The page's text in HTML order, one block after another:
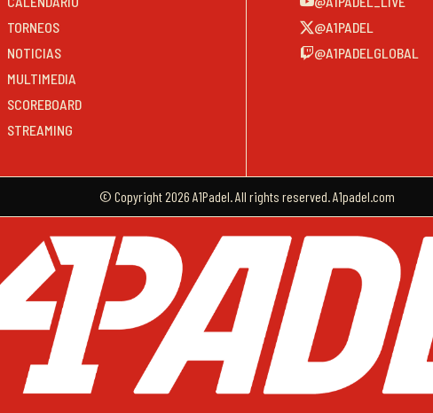
TORNEOS
NOTICIAS
MULTIMEDIA
SCOREBOARD
STREAMING
@A1PADEL
@A1PADELGLOBAL
© Copyright 2026 A1Padel. All rights reserved. A1padel.com